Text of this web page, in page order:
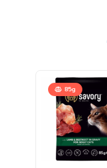
85g